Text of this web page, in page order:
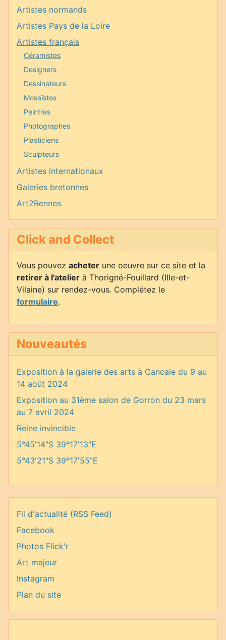
Artistes normands
Artistes Pays de la Loire
Artistes français
Céramistes
Designers
Dessinateurs
Mosaïstes
Peintres
Photographes
Plasticiens
Sculpteurs
Artistes internationaux
Galeries bretonnes
Art2Rennes
Click and Collect
Vous pouvez acheter une oeuvre sur ce site et la
retirer à l'atelier à Thorigné-Fouillard (Ille-et-
Vilaine) sur rendez-vous. Complétez le
formulaire.
Nouveautés
Exposition à la galerie des arts à Cancale du 9 au
14 août 2024
Exposition au 31ème salon de Gorron du 23 mars
au 7 avril 2024
Reine invincible
5°45'14"S 39°17'13"E
5°43'21"S 39°17'55"E
Fil d'actualité (RSS Feed)
Facebook
Photos Flick'r
Art majeur
Instagram
Plan du site